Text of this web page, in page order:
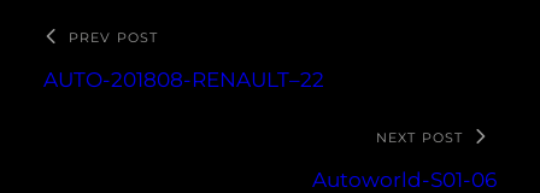
PREV POST
AUTO-201808-RENAULT–22
NEXT POST
Autoworld-S01-06